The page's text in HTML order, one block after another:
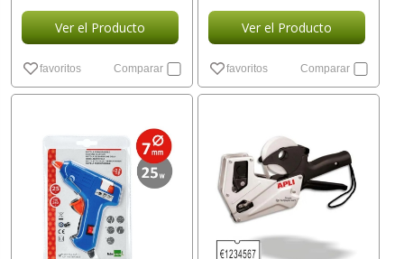
Ver el Producto
favoritos Comparar
Ver el Producto
favoritos Comparar